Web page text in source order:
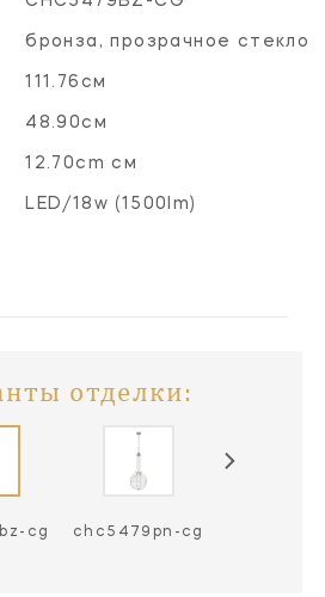
бронза, прозрачное стекло
111.76см
48.90см
12.70cm см
LED/18w (1500lm)
отделки:
cg chc5479pn-cg